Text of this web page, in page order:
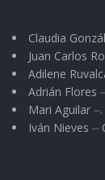
Claudia
Juan Carlos
Adilene
Adrián Flores
Mari Aguilar
Iván Nieves ⏤